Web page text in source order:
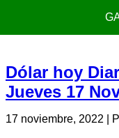
Dólar hoy
Jueves 17
17 noviembre, 2022 |